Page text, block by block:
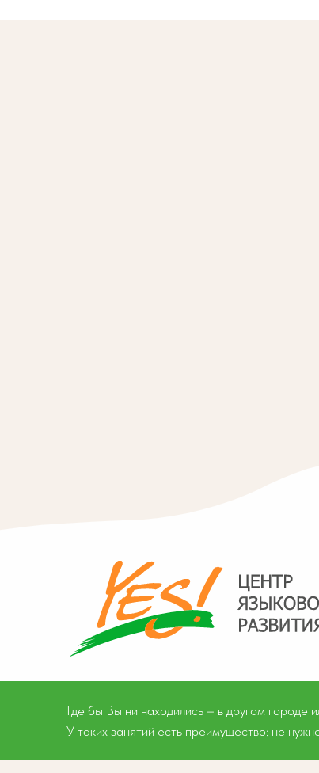
Тверь, ул. Медниковская,
д. 1/28, 2-й этаж, офис 24
Где бы Вы ни находились – в другом городе
У таких занятий есть преимущество: не